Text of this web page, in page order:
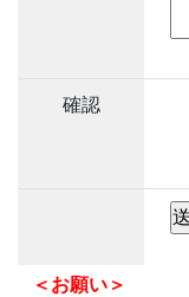
確認
＜お願い＞